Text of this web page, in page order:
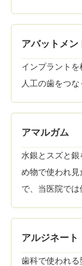
アバットメン
インプラント
人工の歯をつな
アマルガム
水銀とスズと
め物で使われ
で、当医院では
アルジネート
歯科で使われ